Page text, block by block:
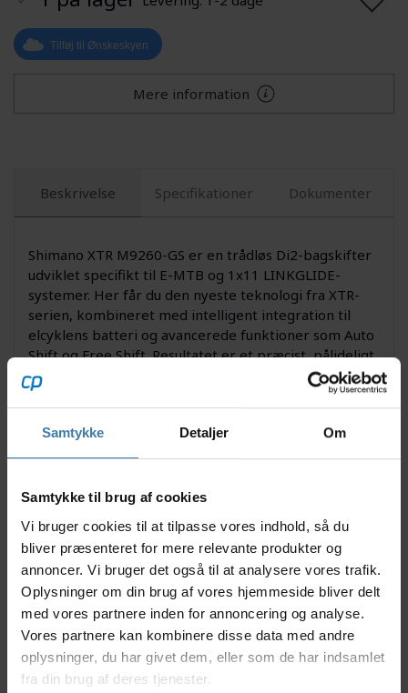
Samtykke Detaljer Om
Samtykke til brug af cookies
Vi bruger cookies til at tilpasse vores indhold, så du
bliver præsenteret for mere relevante produkter og
annoncer. Vi bruger det også til at analysere vores trafik.
Oplysninger om din brug af vores hjemmeside bliver delt
med vores partnere inden for annoncering og analyse.
Vores partnere kan kombinere disse data med andre
oplysninger, du har givet dem, eller som de har indsamlet
fra din brug af deres tjenester.
Tilføj til Ønskeskyen
Mere information
Beskrivelse Specifikationer Dokumenter
Shimano XTR M9260-GS er en trådløs Di2-bagskifter
udviklet specifikt til E-MTB og 1x11 LINKGLIDE-
systemer. Her får du den nyeste teknologi fra XTR-
serien, kombineret med intelligent integration til
elcyklens batteri og avancerede funktioner som Auto
Shift og Free Shift. Resultatet er et præcist, pålideligt
og næsten lydløst gearskifte – selv i udfordrende
terræn.
Bagskifteren forsynes direkte via elcyklens
robuste konstruktion med kulfiberplade og
forstærket ledstruktur sikrer høj driftssikkerhed og
lang levetid – selv ved hård brug.
Med Shimanos nyeste AUTO SHIFT- og FREE SHIFT-
teknologi tilpasses gearskiftene automatisk i realtid,
uanset om du træder i pedalerne eller ruller i frigear.
Den nye Automatic Impact Recovery beskytter
bagskifteren og bringer den tilbage i korrekt
position efter stød eller slag.